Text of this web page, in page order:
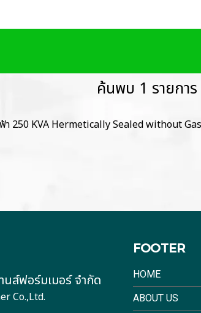
ค้นพบ 1 รายกา
า 250 KVA Hermetically Sealed without
นส์ฟอร์มเมอร์ จำกัด
Co.,Ltd.
FOOTER
HOME
ABOUT US